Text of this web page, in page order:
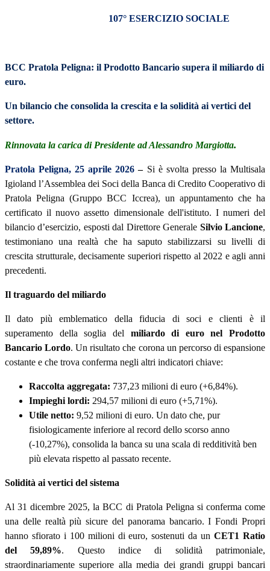
107° ESERCIZIO SOCIALE
BCC Pratola Peligna: il Prodotto Bancario supera il miliardo di
euro.
Un bilancio che consolida la crescita e la solidità ai vertici del
settore.
Rinnovata la carica di Presidente ad Alessandro Margiotta.
Pratola Peligna, 25 aprile 2026– Si è svolta presso la Multisala
Igioland l’Assemblea dei Soci della Banca di Credito Cooperativo di
Pratola Peligna (Gruppo BCC Iccrea), un appuntamento che ha
certificato il nuovo assetto dimensionale dell'istituto. I numeri del
bilancio d’esercizio, esposti dal Direttore Generale Silvio Lancione,
testimoniano una realtà che ha saputo stabilizzarsi su livelli di
crescita strutturale, decisamente superiori rispetto al 2022 e agli anni
precedenti.
Il traguardo del miliardo
Il dato più emblematico della fiducia di soci e clienti è il
superamento della soglia del miliardo di euro nel Prodotto
Bancario Lordo. Un risultato che corona un percorso di espansione
costante e che trova conferma negli altri indicatori chiave:
Raccolta aggregata: 737,23 milioni di euro (+6,84%).
Impieghi lordi: 294,57 milioni di euro (+5,71%).
Utile netto: 9,52 milioni di euro. Un dato che, pur
fisiologicamente inferiore al record dello scorso anno
(-10,27%), consolida la banca su una scala di redditività ben
più elevata rispetto al passato recente.
Solidità ai vertici del sistema
Al 31 dicembre 2025, la BCC di Pratola Peligna si conferma come
una delle realtà più sicure del panorama bancario. I Fondi Propri
hanno sfiorato i 100 milioni di euro, sostenuti da unCET1 Ratio
del 59,89%. Questo indice di solidità patrimoniale,
straordinariamente superiore alla media dei grandi gruppi bancari